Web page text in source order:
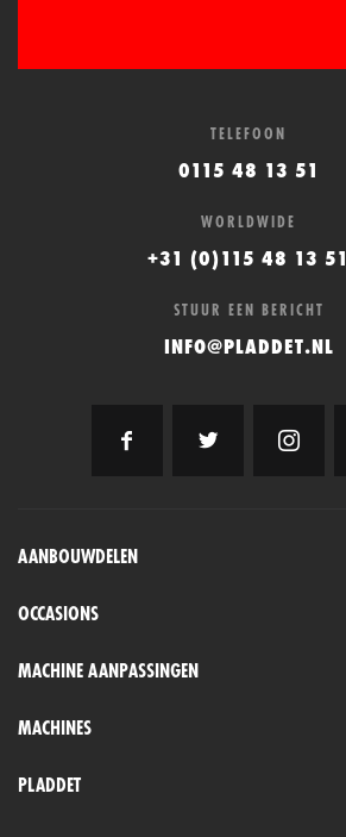
TELEFOON
0115 48 13 51
WORLDWIDE
+31 (0)115 48 13 51
STUUR EEN BERICHT
INFO@PLADDET.NL
AANBOUWDELEN
OCCASIONS
MACHINE AANPASSINGEN
MACHINES
PLADDET